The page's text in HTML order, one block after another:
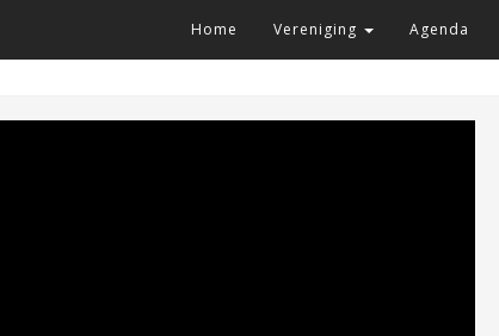
Home Vereniging Agenda